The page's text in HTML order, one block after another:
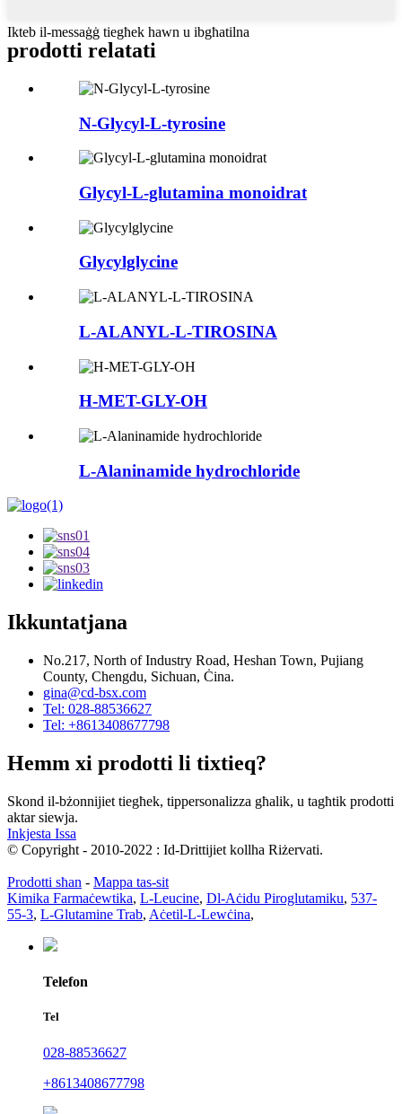
Ikteb il-messaġġ tiegħek hawn u ibgħatilna
prodotti relatati
N-Glycyl-L-tyrosine
Glycyl-L-glutamina monoidrat
Glycylglycine
L-ALANYL-L-TIROSINA
H-MET-GLY-OH
L-Alaninamide hydrochloride
Ikkuntatjana
No.217, North of Industry Road, Heshan Town, Pujiang
County, Chengdu, Sichuan, Ċina.
gina@cd-bsx.com
Tel: 028-88536627
Tel: +8613408677798
Hemm xi prodotti li tixtieq?
Skond il-bżonnijiet tiegħek, tippersonalizza għalik, u tagħtik prodotti
aktar siewja.
Inkjesta Issa
© Copyright - 2010-2022 : Id-Drittijiet kollha Riżervati.
Prodotti sħan - Mappa tas-sit
Kimika Farmaċewtika, L-Leucine, Dl-Aċidu Piroglutamiku, 537-
55-3, L-Glutamine Trab, Aċetil-L-Lewċina,
Telefon
Tel
028-88536627
+8613408677798